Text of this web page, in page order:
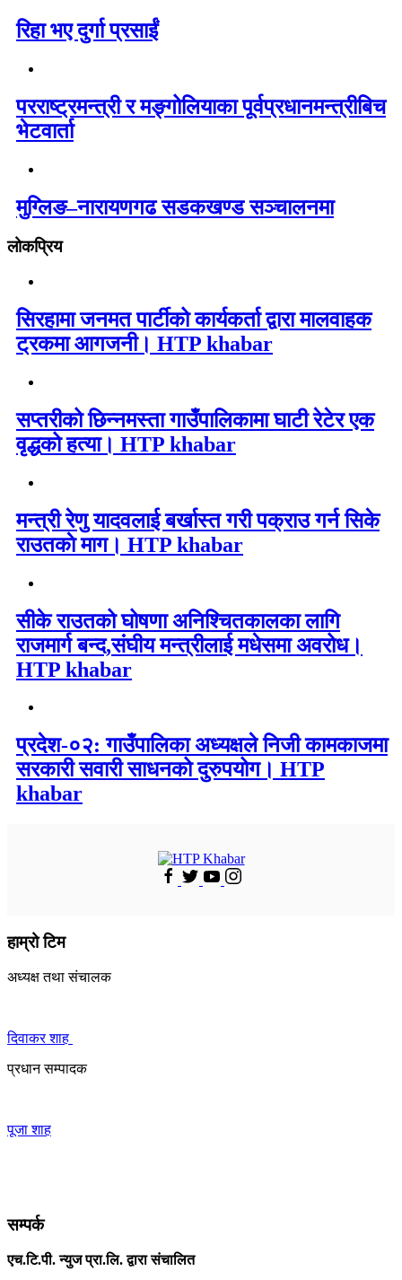
रिहा भए दुर्गा प्रसाईं
परराष्ट्रमन्त्री र मङ्गोलियाका पूर्वप्रधानमन्त्रीबिच
भेटवार्ता
मुग्लिङ–नारायणगढ सडकखण्ड सञ्चालनमा
लोकप्रिय
सिरहामा जनमत पार्टीको कार्यकर्ता द्वारा मालवाहक
ट्रकमा आगजनी। HTP khabar
सप्तरीको छिन्नमस्ता गाउँपालिकामा घाटी रेटेर एक
वृद्धको हत्या। HTP khabar
मन्त्री रेणु यादवलाई बर्खास्त गरी पक्राउ गर्न सिके
राउतकाे माग। HTP khabar
सीके राउतको घोषणा अनिश्चितकालका लागि
राजमार्ग बन्द,संघीय मन्त्रीलाई मधेसमा अवरोध।
HTP khabar
प्रदेश-०२: गाउँपालिका अध्यक्षले निजी कामकाजमा
सरकारी सवारी साधनको दुरुपयोग। HTP
khabar
हाम्रो टिम
अध्यक्ष तथा संचालक
दिवाकर शाह
प्रधान सम्पादक
पूजा शाह
सम्पर्क
एच.टि.पी. न्युज प्रा.लि. द्वारा संचालित